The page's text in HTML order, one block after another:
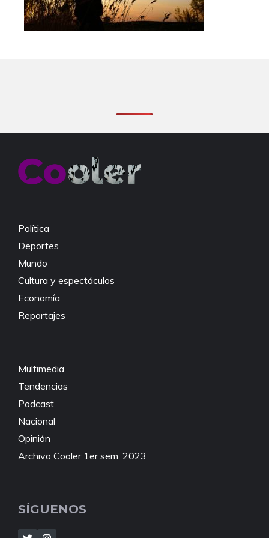
Política
Deportes
Mundo
Cultura y espectáculos
Economía
Reportajes
Multimedia
Tendencias
Podcast
Nacional
Opinión
Archivo Cooler 1er sem. 2023
SÍGUENOS